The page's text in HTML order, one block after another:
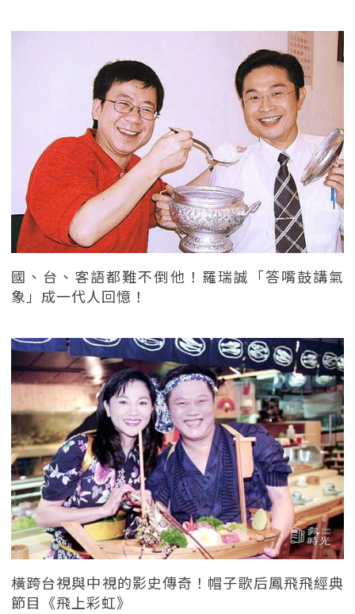
國、台、客語都難不倒他！羅瑞誠「答嘴鼓講氣
象」成一代人回憶！
橫跨台視與中視的影史傳奇！帽子歌后鳳飛飛經典
節目《飛上彩虹》